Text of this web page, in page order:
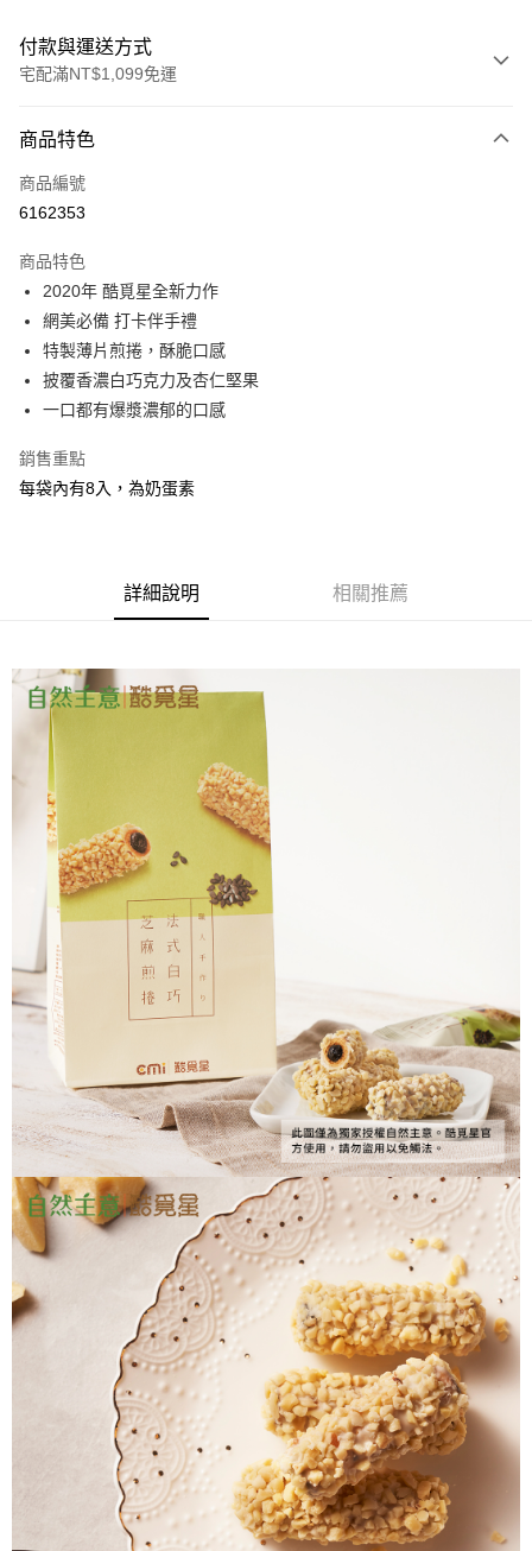
付款與運送方式
宅配滿NT$1,099免運
信用卡一次付款
超商取貨付款
Apple Pay
街口支付
悠遊付
Google Pay
AFTEE先享後付
相關說明
１．簡單：不需註冊會員、不需綁卡、不需儲值。
２．便利：只要手機號碼，簡訊認證，即可結帳。
３．安心：先確認商品／服務後，再付款。
【「AFTEE先享後付」結帳流程】
１．於結帳方式選擇「AFTEE先享後付」後，將跳轉至「AFTEE先享後付」
結帳頁面，進行簡訊認證並確認金額後，即可完成結帳。
２．訂單成立數日內，您將收到繳費通知簡訊。
３．收到繳費通知簡訊後14天內，點擊此簡訊中的連結，可透過四大超商／
ATM／網路銀行／等多元方式進行付款，方視為交易完成。
※ 請注意：結帳手續完成當下不需立刻繳費，但若您需要取消訂單，請聯絡
購買商品的店家。未經商家同意取消之訂單仍視為有效，需透過AFTEE先享
後付繳納相關費用。
※ 交易是否成功請以「AFTEE先享後付 」之結帳頁面顯示為準，若有關於
是否繳費成功／繳費後需取消欲退款等相關疑問，請聯繫「AFTEE先享後付
客戶支援中心」https://netprotections.freshdesk.com/support/home
【注意事項】
１．透過由恩沛科技股份有限公司提供之「AFTEE先享後付」服務完成之交
易，需依本服務之必要範圍內提供個人資料，並將交易相關給付款項請求債
權轉讓予恩沛科技股份有限公司。
２．關於個人資料處理事宜，請瀏覽以下網址：
https://aftee.tw/terms/#terms3
３．未成年的使用者請事先徵得法定代理人或監護人之同意方可使用
「AFTEE先享後付」，若未經同意申辦者引起之損失，本公司不負相關責
任。
４．使用「AFTEE先享後付」時，將依據個別帳號之用戶狀況，依本公司即
時審查核予不同之上限額度；若仍有額度不足之情形，本公司將視審查結果
請求用戶進行身份認證。
５．嚴禁一人註冊多個帳號或使用他人資訊註冊。若發現惡意使用之情形，
恩沛科技股份有限公司將有權停止該用戶之使用額度並採取法律行動。
7-11取貨付款
每筆NT$90，滿NT$1,200(含以上)免運費
宅配(新竹貨運)
每筆NT$120，滿NT$1,099(含以上)免運費
離島宅配(郵局)
每筆NT$180，滿NT$1,799(含以上)免運費
商品特色
商品編號
6162353
商品特色
2020年 酷覓星全新力作
網美必備 打卡伴手禮
特製薄片煎捲，酥脆口感
披覆香濃白巧克力及杏仁堅果
一口都有爆漿濃郁的口感
銷售重點
每袋內有8入，為奶蛋素
詳細說明 相關推薦